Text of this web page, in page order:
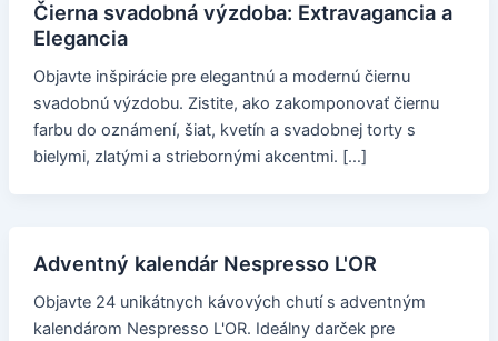
Čierna svadobná výzdoba: Extravagancia a
Elegancia
Objavte inšpirácie pre elegantnú a modernú čiernu
svadobnú výzdobu. Zistite, ako zakomponovať čiernu
farbu do oznámení, šiat, kvetín a svadobnej torty s
bielymi, zlatými a striebornými akcentmi. […]
Adventný kalendár Nespresso L'OR
Objavte 24 unikátnych kávových chutí s adventným
kalendárom Nespresso L'OR. Ideálny darček pre